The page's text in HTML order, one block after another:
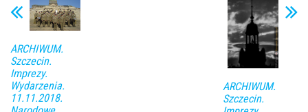
ARCHIWUM.
Szczecin.
Imprezy.
Wydarzenia.
11.11.2018.
ARCHIWUM.
Szczecin.